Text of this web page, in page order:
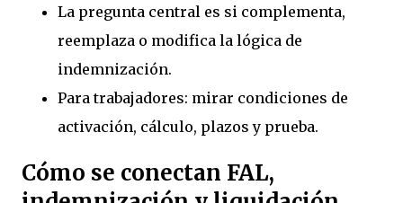
La pregunta central es si complementa,
reemplaza o modifica la lógica de
indemnización.
Para trabajadores: mirar condiciones de
activación, cálculo, plazos y prueba.
Cómo se conectan FAL,